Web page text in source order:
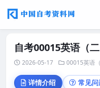
自考00015英语（
2026-05-17 00015英语（
详情介绍 常见